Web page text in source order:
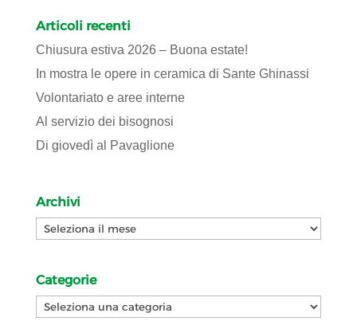
Articoli recenti
Chiusura estiva 2026 – Buona estate!
In mostra le opere in ceramica di Sante Ghinassi
Volontariato e aree interne
Al servizio dei bisognosi
Di giovedì al Pavaglione
Archivi
Archivi
Categorie
Categorie